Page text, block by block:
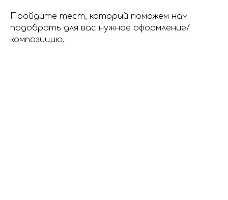
Пройдите тест, который поможем нам
подобрать для вас нужное оформление/
композицию.